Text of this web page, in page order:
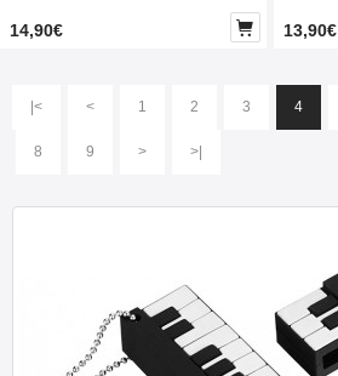
14,90€  13,90€
|< < 1 2 3 4
8 9 > >|